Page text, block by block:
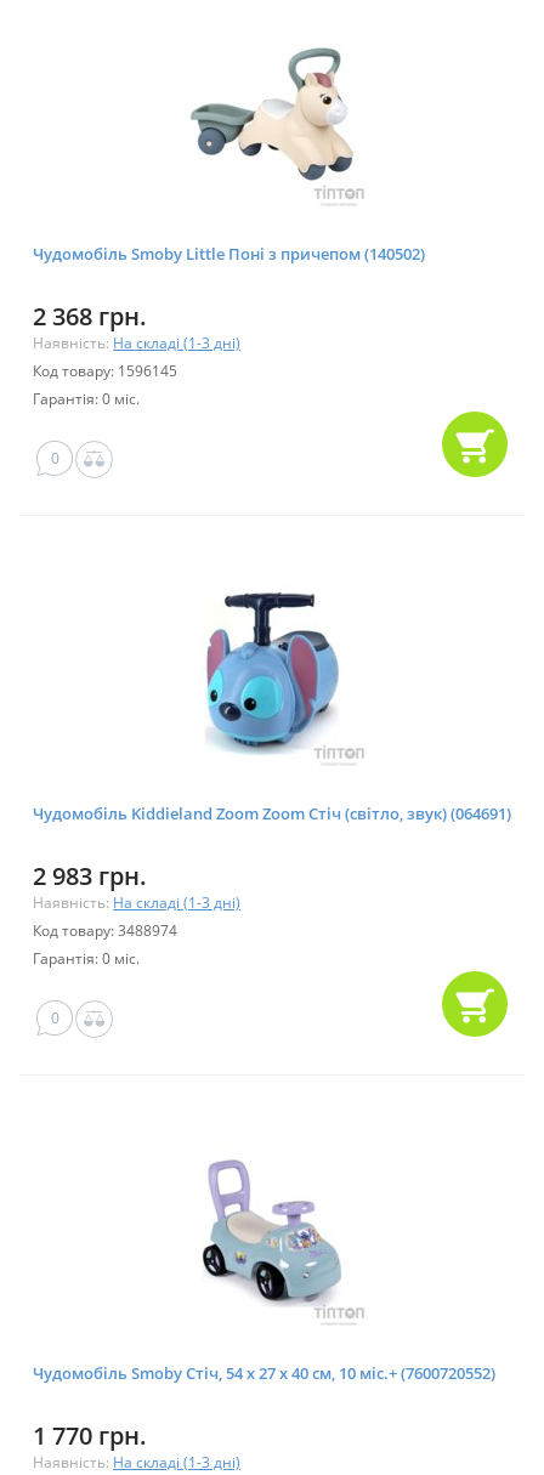
Чудомобіль Smoby Little Поні з причепом (140502)
2 368 грн.
Наявність: На складі (1-3 дні)
Код товару: 1596145
Гарантія: 0 міс.
0
Чудомобіль Kiddieland Zoom Zoom Стіч (світло, звук) (064691)
2 983 грн.
Наявність: На складі (1-3 дні)
Код товару: 3488974
Гарантія: 0 міс.
0
Чудомобіль Smoby Стіч, 54 х 27 х 40 см, 10 мic.+ (7600720552)
1 770 грн.
Наявність: На складі (1-3 дні)